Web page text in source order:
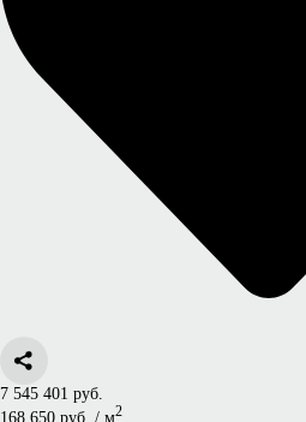
7 545 401 руб.
168 650 руб. / м2